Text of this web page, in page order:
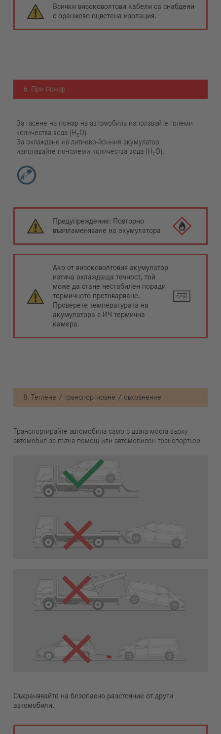
Всички високоволтови кабели са снабдени
с оранжево оцветена изолация.
6. При пожар
За гасене на пожар на автомобила използвайте големи
количества вода (H₂O).
За охлаждане на литиево-йонния акумулатор
използвайте по-големи количества вода (H₂O).
Предупреждение: Повторно
възпламеняване на акумулатора
Ако от високоволтовия акумулатор
изтича охлаждаща течност, той
може да стане нестабилен поради
термичното претоварване.
Проверете температурата на
акумулатора с ИЧ термична
камера.
8. Теглене / транспортиране / съхранение
Транспортирайте автомобила само с двата моста върху
автомобил за пътна помощ или автомобилен транспортьор.
Съхранявайте на безопасно разстояние от други
автомобили.